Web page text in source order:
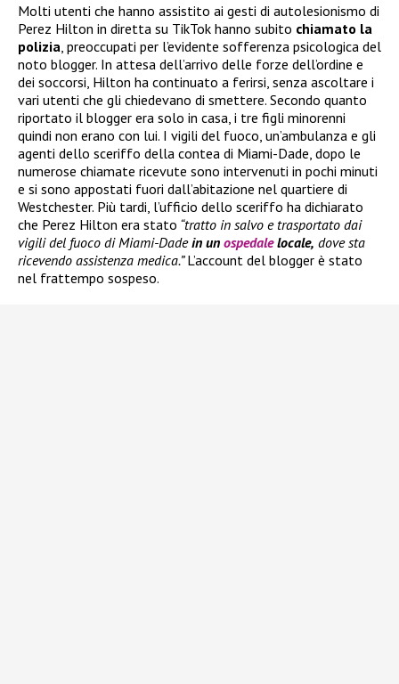
Molti utenti che hanno assistito ai gesti di autolesionismo di
Perez Hilton in diretta su TikTok hanno subito chiamato la
polizia , preoccupati per l’evidente sofferenza psicologica del
noto blogger. In attesa dell’arrivo delle forze dell’ordine e
dei soccorsi, Hilton ha continuato a ferirsi, senza ascoltare i
vari utenti che gli chiedevano di smettere. Secondo quanto
riportato il blogger era solo in casa, i tre figli minorenni
quindi non erano con lui. I vigili del fuoco, un’ambulanza e gli
agenti dello sceriffo della contea di Miami-Dade, dopo le
numerose chiamate ricevute sono intervenuti in pochi minuti
e si sono appostati fuori dall’abitazione nel quartiere di
Westchester. Più tardi, l’ufficio dello sceriffo ha dichiarato
che Perez Hilton era stato “tratto in salvo e trasportato dai
vigili del fuoco di Miami-Dadein un ospedalelocale, dove sta
ricevendo assistenza medica.”L’account del blogger è stato
nel frattempo sospeso.